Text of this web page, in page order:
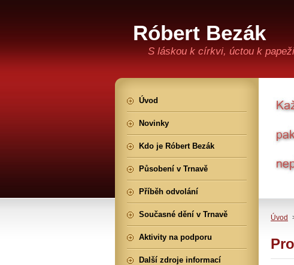
Róbert Bezák
S láskou k církvi, úctou k
Úvod
Úvod
Novinky
Kdo je Róbert Bezák
Působení v Trnavě
Příběh odvolání
Současné dění v Trnavě
Aktivity na podporu
Další zdroje informací